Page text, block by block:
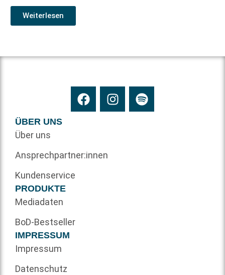
Weiterlesen
ÜBER UNS
Über uns
Ansprechpartner:innen
Kundenservice
PRODUKTE
Mediadaten
BoD-Bestseller
IMPRESSUM
Impressum
Datenschutz